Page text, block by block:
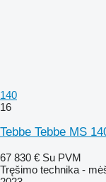
140
16
Tebbe Tebbe MS
67 830 € Su PVM
Tręšimo technika -